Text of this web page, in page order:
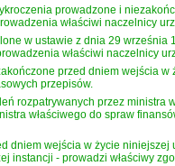
prowadzone i
właściwi naczelnicy
w ustawie z dnia 29 września
właściwi naczelnicy
przed dniem wejścia
przepisów.
rozpatrywanych przez
właściwego do spraw
dniem wejścia w życie niniejszej
instancji - prowadzi właściwy